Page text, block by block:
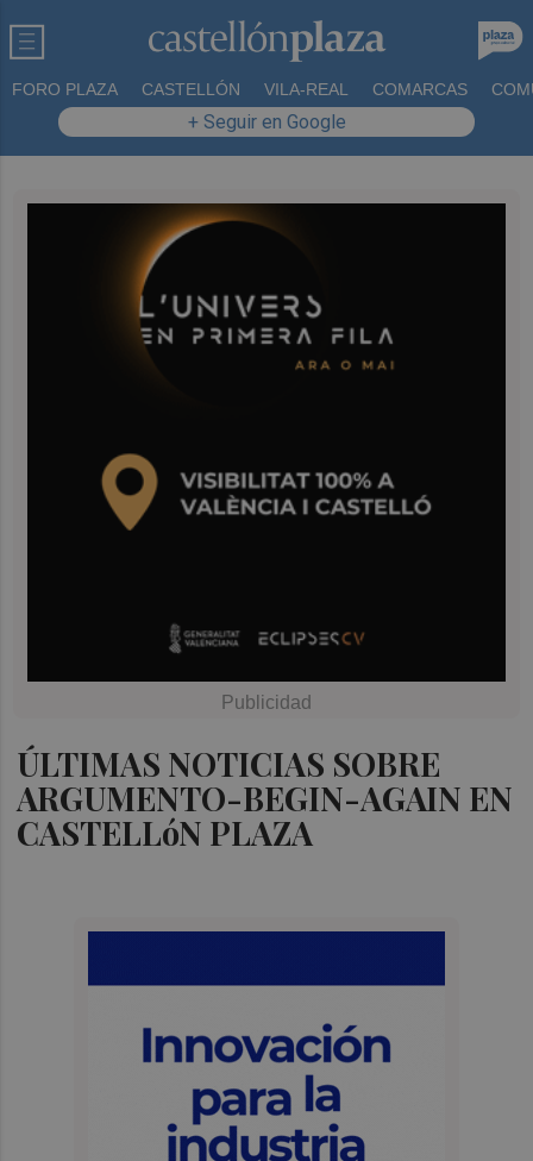
FORO PLAZA CASTELLÓN VILA-REAL COMARCAS
+ Seguir en Google
ÚLTIMAS NOTICIAS SOBRE
ARGUMENTO-BEGIN-AGAIN EN
CASTELLóN PLAZA